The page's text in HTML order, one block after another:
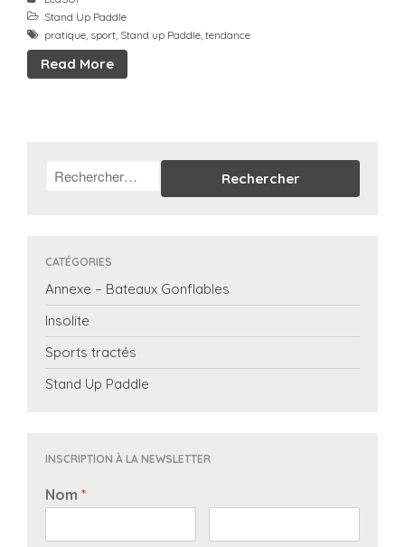
Stand Up Paddle
pratique sport Stand up Paddle tendance
Read More
CATÉGORIES
Annexe – Bateaux Gonflables
Insolite
Sports tractés
Stand Up Paddle
INSCRIPTION À LA NEWSLETTER
Nom *